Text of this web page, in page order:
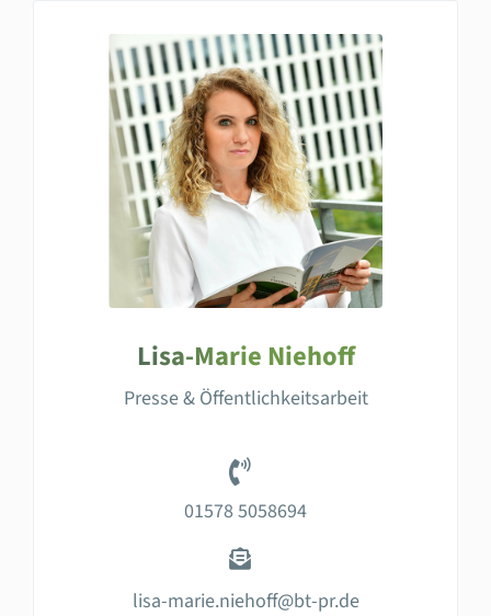
Lisa-Marie Niehoff
Presse & Öffentlichkeitsarbeit
01578 5058694
lisa-marie.niehoff@bt-pr.de